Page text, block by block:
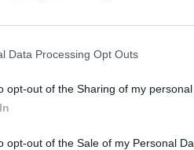
Data Processing Opt Outs
opt-out of the Sharing of my personal
opt-out of the Sale of my Personal
more than anything
plus que tout